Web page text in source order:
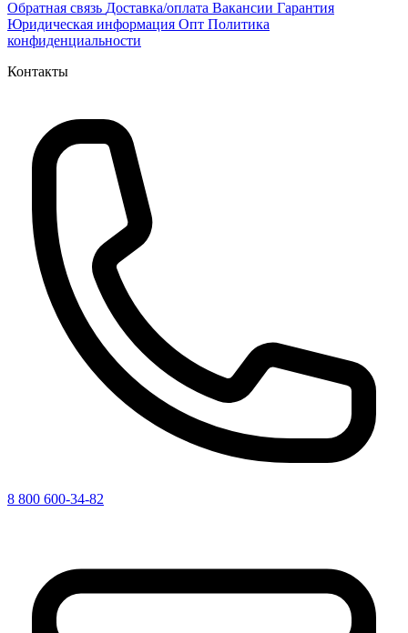
Обратная связь Доставка/оплата Вакансии Гарантия
Юридическая информация Опт Политика
конфиденциальности
Контакты
8 800 600-34-82